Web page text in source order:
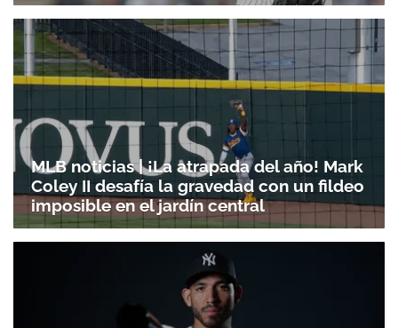
MLB noticias | ¡La atrapada del año! Mark
Coley II desafía la gravedad con un fildeo
imposible en el jardín central